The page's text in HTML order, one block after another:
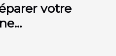
votre
la